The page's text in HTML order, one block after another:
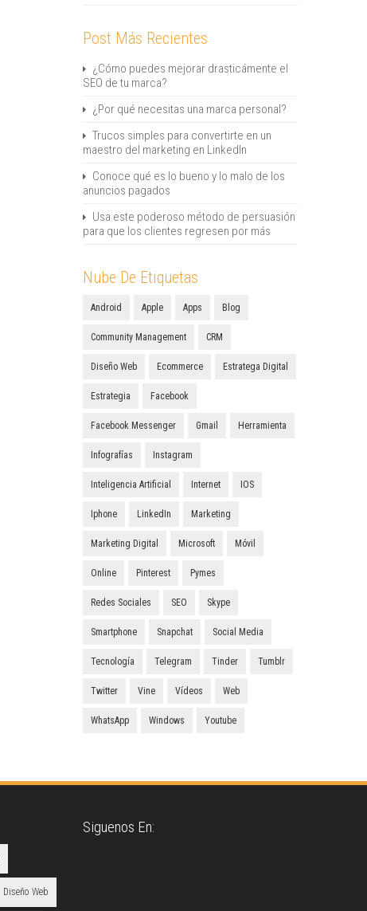
Post Más Recientes
¿Cómo puedes mejorar drasticámente el
SEO de tu marca?
¿Por qué necesitas una marca personal?
Trucos simples para convertirte en un
maestro del marketing en LinkedIn
Conoce qué es lo bueno y lo malo de los
anuncios pagados
Usa este poderoso método de persuasión
para que los clientes regresen por más
Nube De Etiquetas
Android Apple Apps Blog
Community Management CRM
Diseño Web Ecommerce Estratega Digital
Estrategia Facebook
Facebook Messenger Gmail Herramienta
Infografías Instagram
Inteligencia Artificial Internet IOS
Iphone LinkedIn Marketing
Marketing Digital Microsoft Móvil
Online Pinterest Pymes
Redes Sociales SEO Skype
Smartphone Snapchat Social Media
Tecnología Telegram Tinder Tumblr
Twitter Vine Vídeos Web
WhatsApp Windows Youtube
Diseño Web
Siguenos En: